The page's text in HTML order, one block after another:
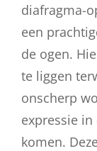
diafragma-
een
de ogen.
te liggen
onscherp
expressie
komen.